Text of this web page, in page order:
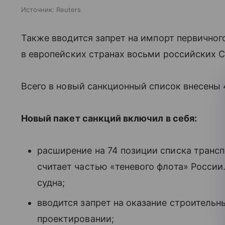
Источник: Reuters
Также вводится запрет на импорт
в европейских странах восьми российских
Всего в новый санкционный список внесены
Новый пакет санкций включил в себя:
расширение на 74 позиции списка
считает частью «теневого флота»
судна;
вводится запрет на оказание
проектировании;